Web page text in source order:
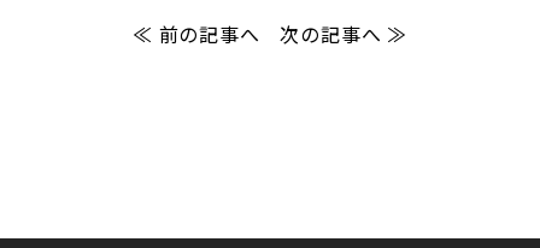
≪ 前の記事へ 次の記事へ ≫